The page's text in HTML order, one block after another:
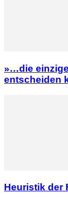
»…die
entscheiden
Heuristik der